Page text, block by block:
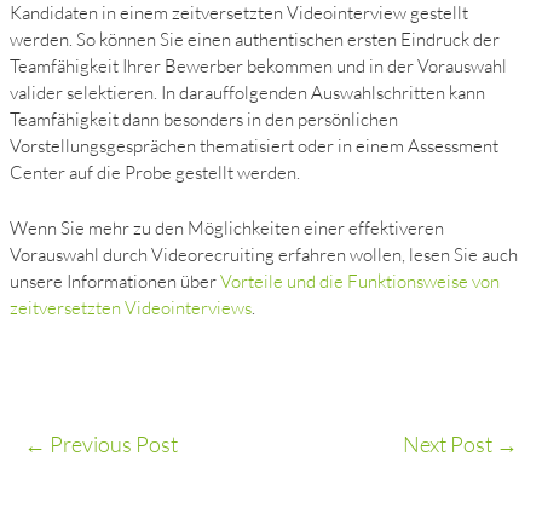
Kandidaten in einem zeitversetzten Videointerview gestellt
werden. So können Sie einen authentischen ersten Eindruck der
Teamfähigkeit Ihrer Bewerber bekommen und in der Vorauswahl
valider selektieren. In darauffolgenden Auswahlschritten kann
Teamfähigkeit dann besonders in den persönlichen
Vorstellungsgesprächen thematisiert oder in einem Assessment
Center auf die Probe gestellt werden.
Wenn Sie mehr zu den Möglichkeiten einer effektiveren
Vorauswahl durch Videorecruiting erfahren wollen, lesen Sie auch
unsere Informationen überVorteile und die Funktionsweise von
zeitversetzten Videointerviews.
← Previous Post Next Post →